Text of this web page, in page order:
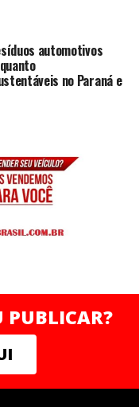
automotivos
no Paraná e
PUBLICAR?